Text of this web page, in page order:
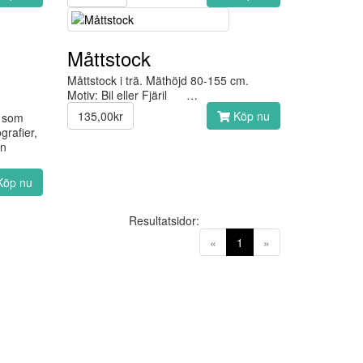
nu
Måttstock
Måttstock i trä. Mäthöjd 80-155 cm.
Motiv: Bil eller Fjäril …
135,00kr
Köp nu
« 1 (current)
»
Resultatsidor: